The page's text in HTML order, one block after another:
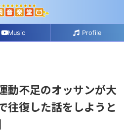
Music Profile
動不足のオッサンが大
往復した話をしようと